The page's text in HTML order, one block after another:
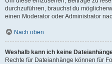
durchzuführen, brauchst du
einen Moderator oder Administrator
Nach oben
Weshalb kann ich keine
Rechte für Dateianhänge können für